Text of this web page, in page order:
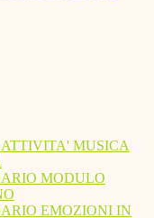
MUSICA
MODULO
EMOZIONI IN